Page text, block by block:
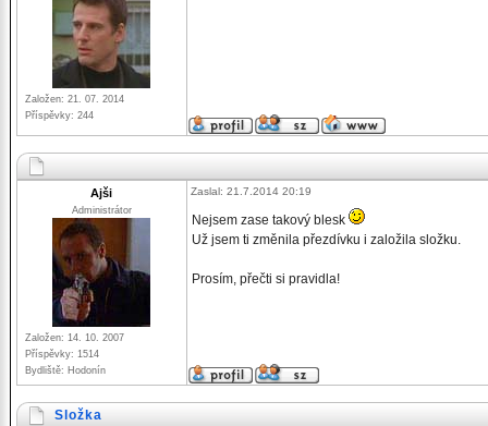
Založen: 21. 07. 2014
Příspěvky: 244
Ajši
Administrátor
Založen: 14. 10. 2007
Příspěvky: 1514
Bydliště: Hodonín
Zaslal: 21.7.2014 20:19
Nejsem zase takový blesk
Už jsem ti změnila přezdívku i založila složku.
Prosím, přečti si pravidla!
Složka